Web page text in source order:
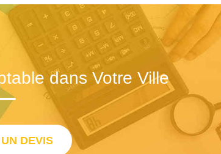
dans Votre Ville
DEVIS